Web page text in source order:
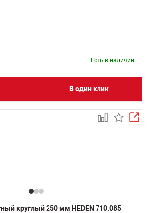
Есть в наличии
В один клик
круглый 250 мм HEDEN 710.085